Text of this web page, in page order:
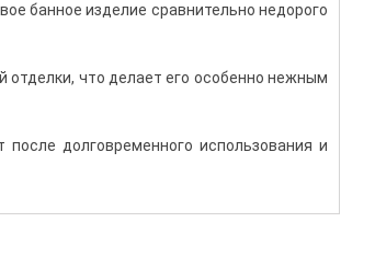
банное изделие сравнительно недорого
отделки, что делает его особенно нежным
после долговременного использования и